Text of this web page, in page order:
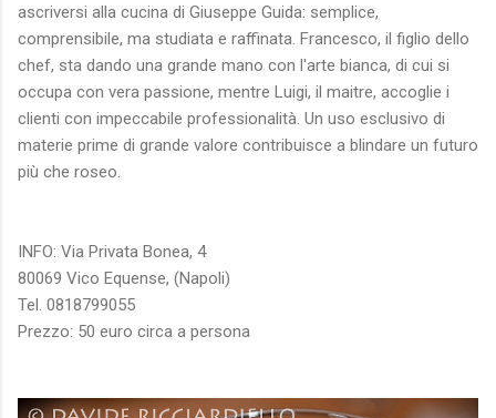
ascriversi alla cucina di Giuseppe Guida: semplice,
comprensibile, ma studiata e raffinata. Francesco, il figlio dello
chef, sta dando una grande mano con l'arte bianca, di cui si
occupa con vera passione, mentre Luigi, il maitre, accoglie i
clienti con impeccabile professionalità. Un uso esclusivo di
materie prime di grande valore contribuisce a blindare un futuro
più che roseo.
INFO: Via Privata Bonea, 4
80069 Vico Equense, (Napoli)
Tel. 0818799055
Prezzo: 50 euro circa a persona